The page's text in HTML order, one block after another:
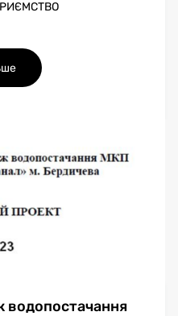
водопостачання